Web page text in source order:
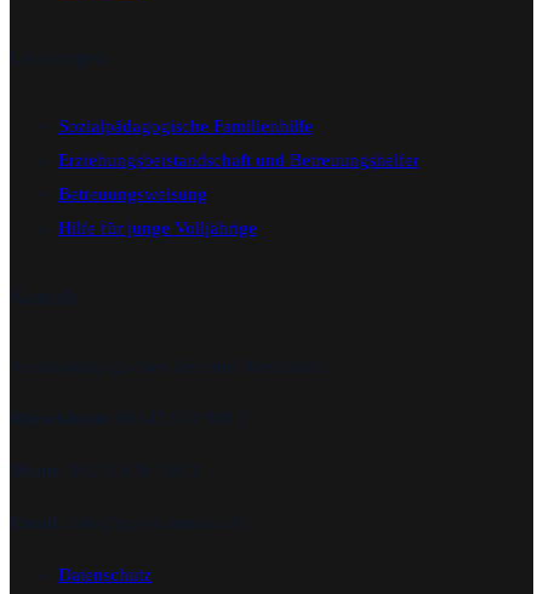
Sozialpädagogische Familienhilfe
Erziehungsbeistandschaft und Betreuungshelfer
Betreuungsweisung
Hilfe für junge Volljährige
Sozialpädagogisches Zentrum RheinMain.
Rüsselsheim: 06142 953 908 2
Mainz : 06131 636 730 2
Datenschutz